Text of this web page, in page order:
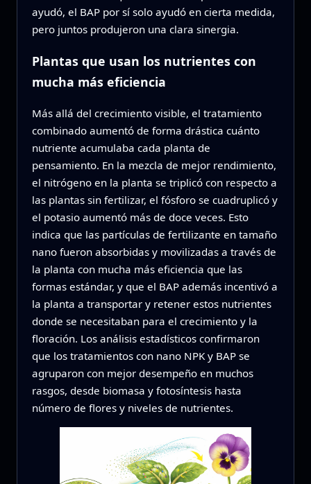
ayudó, el BAP por sí solo ayudó en cierta medida,
pero juntos produjeron una clara sinergia.
Plantas que usan los nutrientes con
mucha más eficiencia
Más allá del crecimiento visible, el tratamiento
combinado aumentó de forma drástica cuánto
nutriente acumulaba cada planta de
pensamiento. En la mezcla de mejor rendimiento,
el nitrógeno en la planta se triplicó con respecto a
las plantas sin fertilizar, el fósforo se cuadruplicó y
el potasio aumentó más de doce veces. Esto
indica que las partículas de fertilizante en tamaño
nano fueron absorbidas y movilizadas a través de
la planta con mucha más eficiencia que las
formas estándar, y que el BAP además incentivó a
la planta a transportar y retener estos nutrientes
donde se necesitaban para el crecimiento y la
floración. Los análisis estadísticos confirmaron
que los tratamientos con nano NPK y BAP se
agruparon con mejor desempeño en muchos
rasgos, desde biomasa y fotosíntesis hasta
número de flores y niveles de nutrientes.